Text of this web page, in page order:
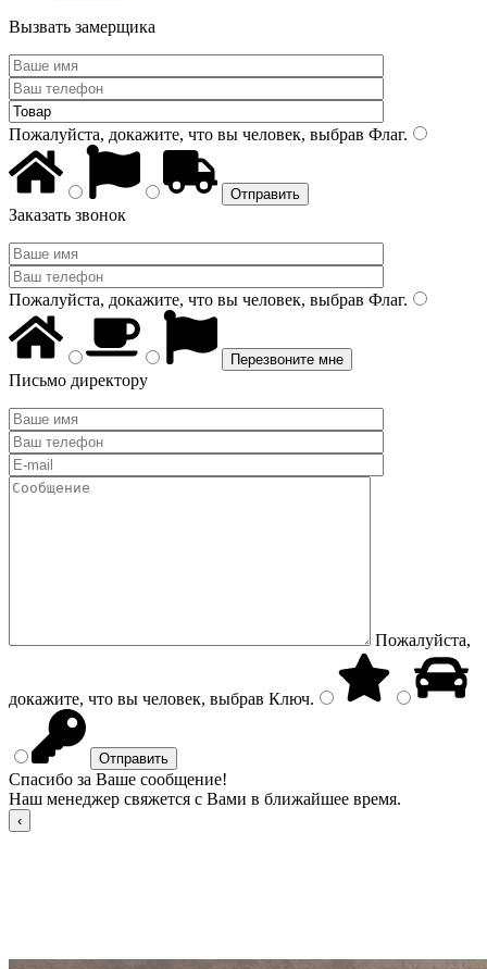
Вызвать замерщика
Пожалуйста, докажите, что вы человек, выбрав Флаг.
Заказать звонок
Пожалуйста, докажите, что вы человек, выбрав Флаг.
Письмо директору
Пожалуйста,
докажите, что вы человек, выбрав Ключ.
Спасибо за Ваше сообщение!
Наш менеджер свяжется с Вами в ближайшее время.